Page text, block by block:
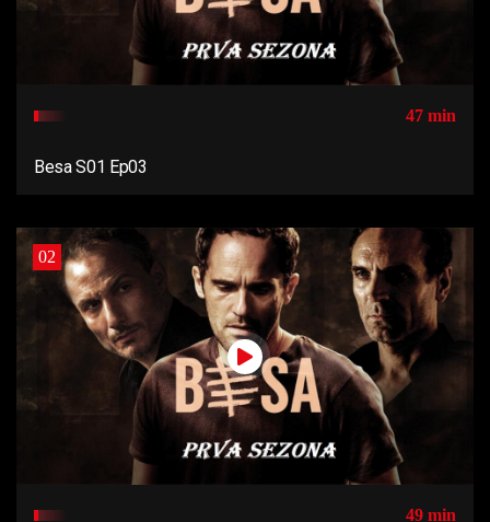
47 min
Besa S01 Ep03
02
49 min